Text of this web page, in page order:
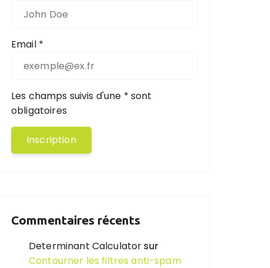
Email *
Les champs suivis d'une * sont
obligatoires
Commentaires récents
Determinant Calculatorsur
Contourner les filtres anti-spam